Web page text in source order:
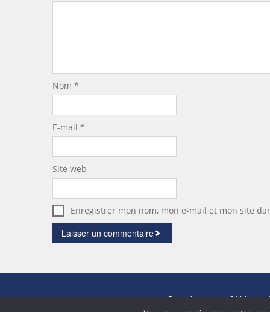
Nom *
E-mail *
Site web
Enregistrer mon nom, mon e-mail et mon site
Paris demeures- 84 bis rue